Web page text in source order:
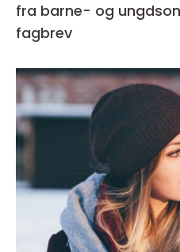
fra barne- og
fagbrev